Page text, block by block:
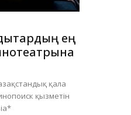
ең
қала
қызметін